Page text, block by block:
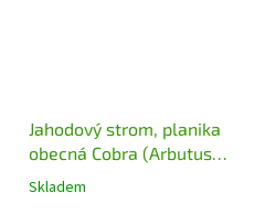
Jahodový strom, planika
obecná Cobra (Arbutus
unedo Cobra) - 40 - 50 cm
Skladem